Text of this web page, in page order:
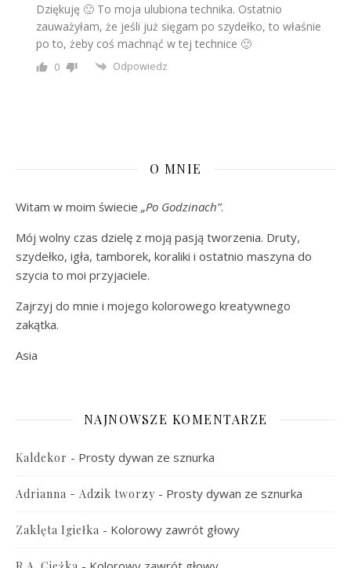
Dziękuję 🙂 To moja ulubiona technika. Ostatnio
zauważyłam, że jeśli już sięgam po szydełko, to właśnie
po to, żeby coś machnąć w tej technice 🙂
0 Odpowiedz
O MNIE
Witam w moim świecie „Po Godzinach”.
Mój wolny czas dzielę z moją pasją tworzenia. Druty,
szydełko, igła, tamborek, koraliki i ostatnio maszyna do
szycia to moi przyjaciele.
Zajrzyj do mnie i mojego kolorowego kreatywnego
zakątka.
Asia
NAJNOWSZE KOMENTARZE
Kaldekor - Prosty dywan ze sznurka
Adrianna - Adzik tworzy - Prosty dywan ze sznurka
Zaklęta Igiełka - Kolorowy zawrót głowy